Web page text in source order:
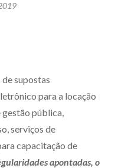
de Dados
(contato)
IA
Escrito
supostas
para a locação
pública,
serviços de
capacitação de
apontadas, o